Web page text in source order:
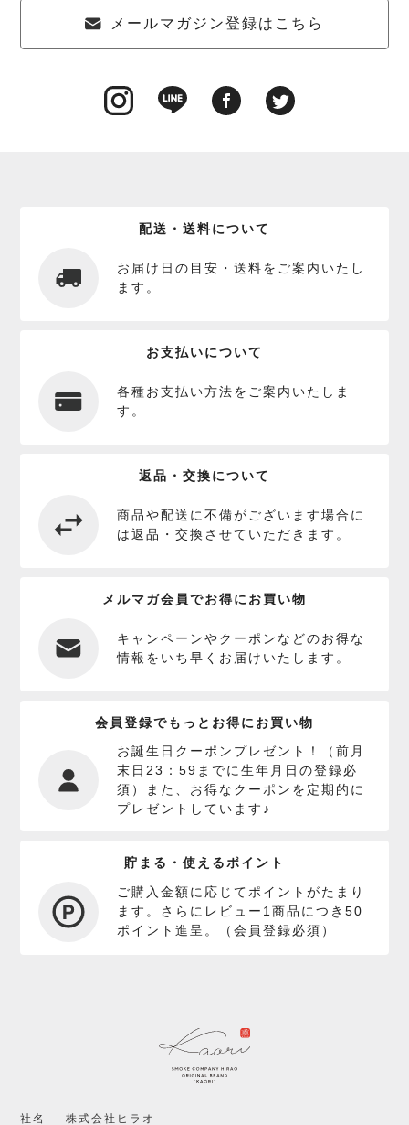
メールマガジン登録はこちら
配送・送料について
お届け日の目安・送料をご案内いたし
ます。
お支払いについて
各種お支払い方法をご案内いたしま
す。
返品・交換について
商品や配送に不備がございます場合に
は返品・交換させていただきます。
メルマガ会員でお得にお買い物
キャンペーンやクーポンなどのお得な
情報をいち早くお届けいたします。
会員登録でもっとお得にお買い物
お誕生日クーポンプレゼント！（前月
末日23：59までに生年月日の登録必
須）また、お得なクーポンを定期的に
プレゼントしています♪
貯まる・使えるポイント
ご購入金額に応じてポイントがたまり
ます。さらにレビュー1商品につき50
ポイント進呈。（会員登録必須）
社名 株式会社ヒラオ